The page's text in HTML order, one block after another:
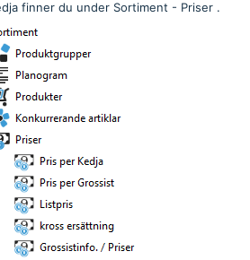
finner du under Sortiment - Priser .